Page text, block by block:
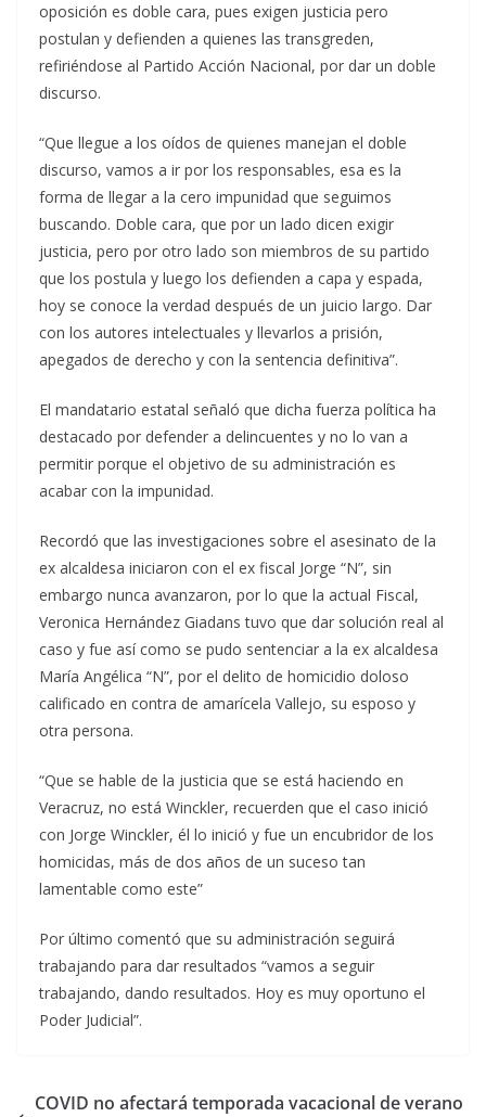
oposición es doble cara, pues exigen justicia pero
postulan y defienden a quienes las transgreden,
refiriéndose al Partido Acción Nacional, por dar un doble
discurso.
“Que llegue a los oídos de quienes manejan el doble
discurso, vamos a ir por los responsables, esa es la
forma de llegar a la cero impunidad que seguimos
buscando. Doble cara, que por un lado dicen exigir
justicia, pero por otro lado son miembros de su partido
que los postula y luego los defienden a capa y espada,
hoy se conoce la verdad después de un juicio largo. Dar
con los autores intelectuales y llevarlos a prisión,
apegados de derecho y con la sentencia definitiva”.
El mandatario estatal señaló que dicha fuerza política ha
destacado por defender a delincuentes y no lo van a
permitir porque el objetivo de su administración es
acabar con la impunidad.
Recordó que las investigaciones sobre el asesinato de la
ex alcaldesa iniciaron con el ex fiscal Jorge “N”, sin
embargo nunca avanzaron, por lo que la actual Fiscal,
Veronica Hernández Giadans tuvo que dar solución real al
caso y fue así como se pudo sentenciar a la ex alcaldesa
María Angélica “N”, por el delito de homicidio doloso
calificado en contra de amarícela Vallejo, su esposo y
otra persona.
“Que se hable de la justicia que se está haciendo en
Veracruz, no está Winckler, recuerden que el caso inició
con Jorge Winckler, él lo inició y fue un encubridor de los
homicidas, más de dos años de un suceso tan
lamentable como este”
Por último comentó que su administración seguirá
trabajando para dar resultados “vamos a seguir
trabajando, dando resultados. Hoy es muy oportuno el
Poder Judicial”.
COVID no afectará temporada vacacional de verano